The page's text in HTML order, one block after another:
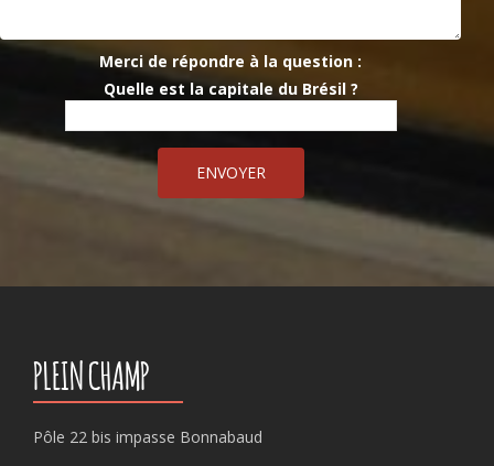
Merci de répondre à la question :
Quelle est la capitale du Brésil ?
PLEIN CHAMP
Pôle 22 bis impasse Bonnabaud